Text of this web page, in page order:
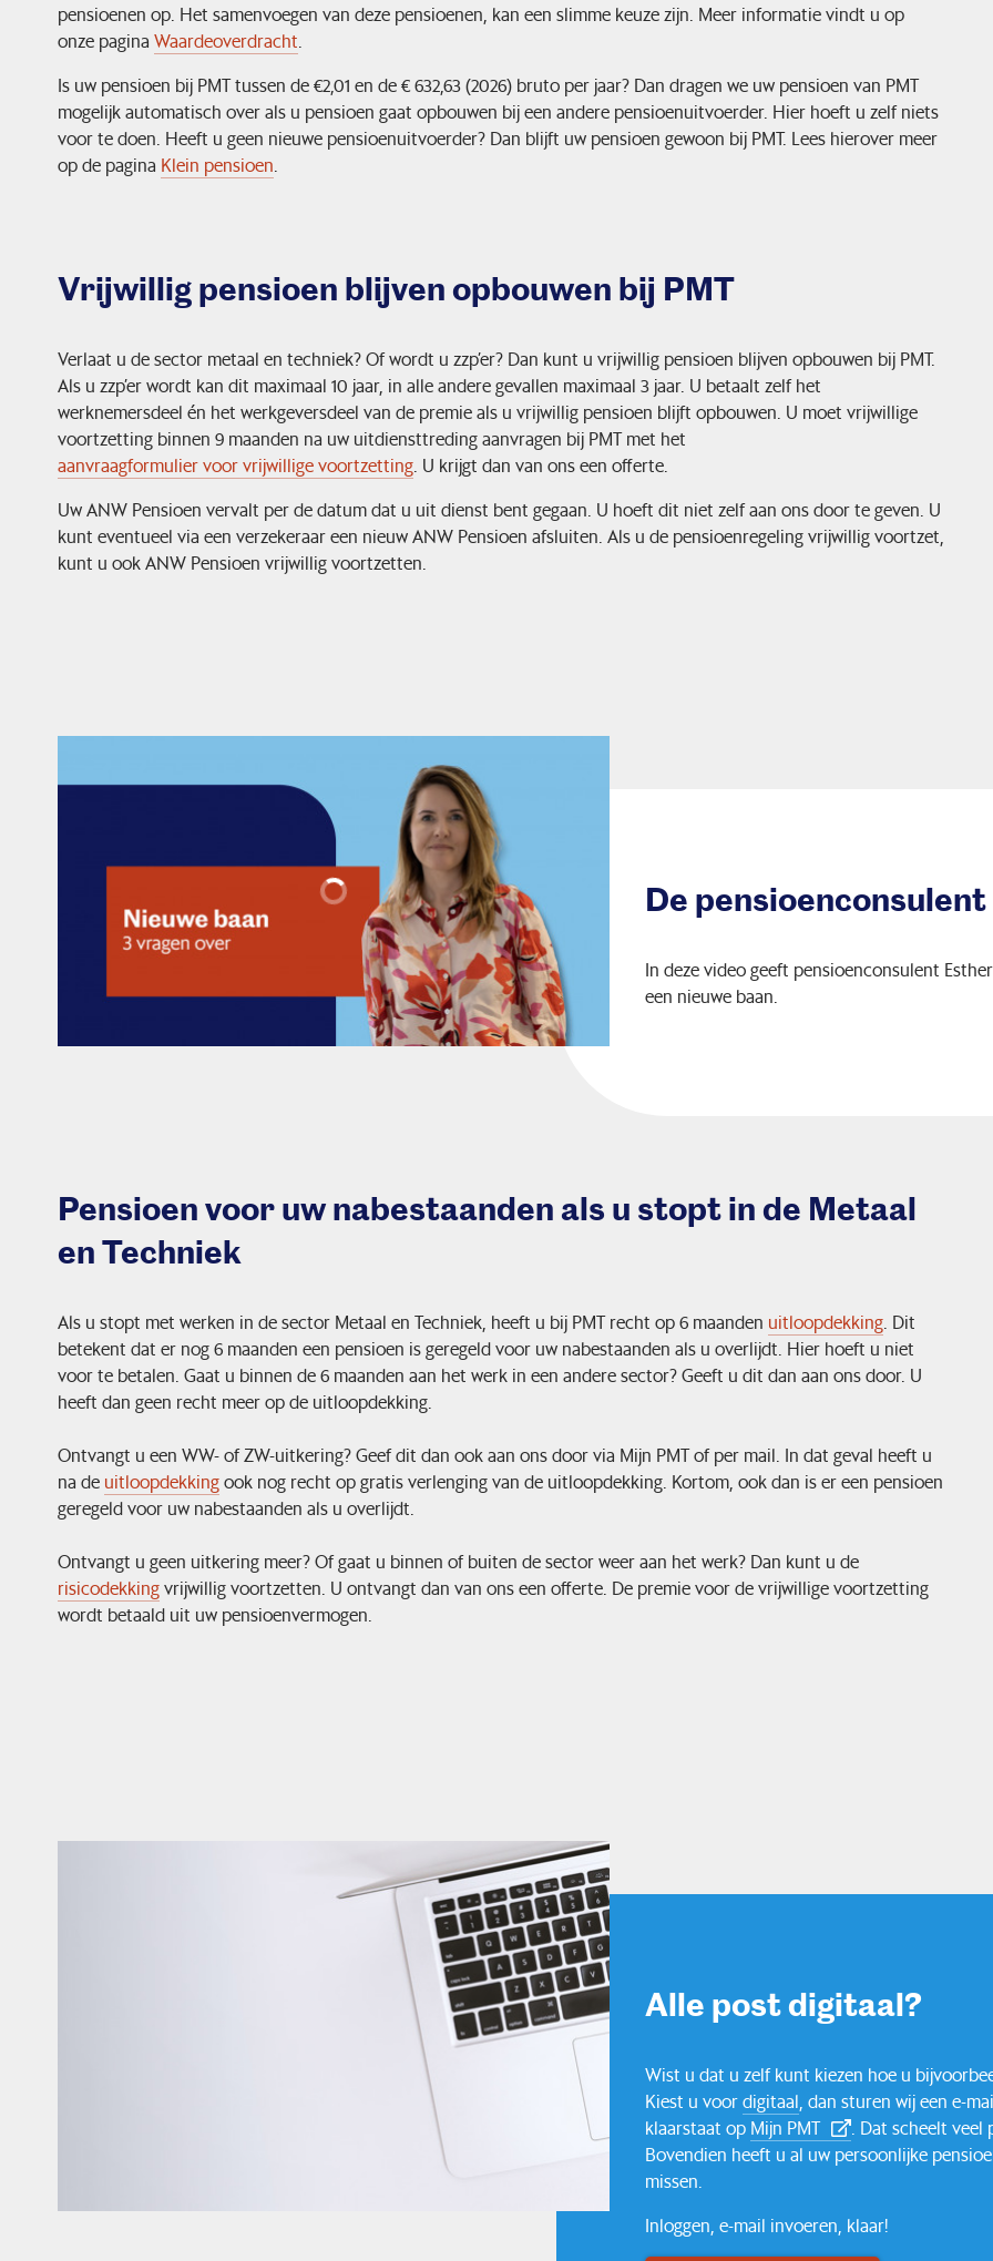
pensioenen op. Het samenvoegen van deze pensioenen, kan een slimme keuze zijn. Meer informatie vindt u op
onze pagina Waardeoverdracht
Is uw pensioen bij PMT tussen de €2,01 en de € 632,63 (2026) bruto per jaar? Dan dragen we uw pensioen van PMT
mogelijk automatisch over als u pensioen gaat opbouwen bij een andere pensioenuitvoerder. Hier hoeft u zelf niets
voor te doen. Heeft u geen nieuwe pensioenuitvoerder? Dan blijft uw pensioen gewoon bij PMT. Lees hierover meer
op de pagina Klein pensioen
Vrijwillig pensioen blijven opbouwen bij PMT
Verlaat u de sector metaal en techniek? Of wordt u zzp’er? Dan kunt u vrijwillig pensioen blijven opbouwen bij PMT.
Als u zzp’er wordt kan dit maximaal 10 jaar, in alle andere gevallen maximaal 3 jaar. U betaalt zelf het
werknemersdeel én het werkgeversdeel van de premie als u vrijwillig pensioen blijft opbouwen. U moet vrijwillige
voortzetting binnen 9 maanden na uw uitdiensttreding aanvragen bij PMT met het
aanvraagformulier voor vrijwillige voortzetting . U krijgt dan van ons een offerte.
Uw ANW Pensioen vervalt per de datum dat u uit dienst bent gegaan. U hoeft dit niet zelf aan ons door te geven. U
kunt eventueel via een verzekeraar een nieuw ANW Pensioen afsluiten. Als u de pensioenregeling vrijwillig voortzet,
kunt u ook ANW Pensioen vrijwillig voortzetten.
De
In deze video geeft pensioenconsulent
een nieuwe baan.
Pensioen voor uw nabestaanden als u stopt in de Metaal
en Techniek
Als u stopt met werken in de sector Metaal en Techniek, heeft u bij PMT recht op 6 maanden uitloopdekking . Dit
betekent dat er nog 6 maanden een pensioen is geregeld voor uw nabestaanden als u overlijdt. Hier hoeft u niet
voor te betalen. Gaat u binnen de 6 maanden aan het werk in een andere sector? Geeft u dit dan aan ons door. U
heeft dan geen recht meer op de uitloopdekking.
Ontvangt u een WW- of ZW-uitkering? Geef dit dan ook aan ons door via Mijn PMT of per mail. In dat geval heeft u
na de uitloopdekkingook nog recht op gratis verlenging van de uitloopdekking. Kortom, ook dan is er een pensioen
geregeld voor uw nabestaanden als u overlijdt.
Ontvangt u geen uitkering meer? Of gaat u binnen of buiten de sector weer aan het werk? Dan kunt u de
risicodekkingvrijwillig voortzetten. U ontvangt dan van ons een offerte. De premie voor de vrijwillige voortzetting
wordt betaald uit uw pensioenvermogen.
Alle post digitaal?
Wist u dat u zelf kunt kiezen hoe u
Kiest u voordigitaal , dan sturen wij een e-
klaarstaat op Mijn PMT
. Dat scheelt veel
Bovendien heeft u al uw persoonlijke
missen.
Inloggen, e-mail invoeren, klaar!